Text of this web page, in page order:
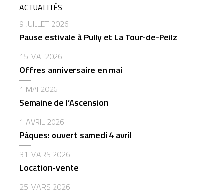
ACTUALITÉS
9 JUILLET 2026
Pause estivale à Pully et La Tour-de-Peilz
15 MAI 2026
Offres anniversaire en mai
1 MAI 2026
Semaine de l’Ascension
1 AVRIL 2026
Pâques: ouvert samedi 4 avril
31 MARS 2026
Location-vente
25 MARS 2026